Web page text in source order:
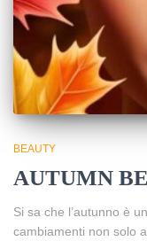
BEAUTY
AUTUMN
Si sa che l’autunno è
cambiamenti non solo